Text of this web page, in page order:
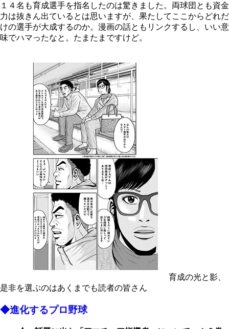
１４名も育成選手を指名したのは驚きました。両球団とも資金
力は抜きん出ているとは思いますが、果たしてここからどれだ
けの選手が大成するのか。漫画の話ともリンクするし、いい意
味でハマったなと。たまたまですけど。
育成の光と影、
是非を選ぶのはあくまでも読者の皆さん
◆進化するプロ野球